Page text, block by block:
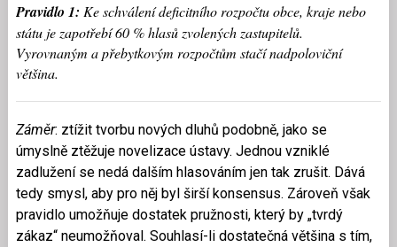
Pravidlo 1: Ke schválení deficitního rozpočtu obce, kraje nebo
státu je zapotřebí 60 % hlasů zvolených zastupitelů.
Vyrovnaným a přebytkovým rozpočtům stačí nadpoloviční
většina.
Záměr: ztížit tvorbu nových dluhů podobně, jako se
úmyslně ztěžuje novelizace ústavy. Jednou vzniklé
zadlužení se nedá dalším hlasováním jen tak zrušit. Dává
tedy smysl, aby pro něj byl širší konsensus. Zároveň však
pravidlo umožňuje dostatek pružnosti, který by „tvrdý
zákaz“ neumožňoval. Souhlasí-li dostatečná většina s tím,